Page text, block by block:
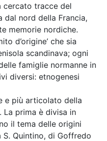
cercato tracce del
dal nord della Francia,
memorie nordiche.
d’origine’ che sia
scandinava; ogni
famiglie normanne in
diversi: etnogenesi
e più articolato della
prima è divisa in
il tema delle origini
Quintino, di Goffredo